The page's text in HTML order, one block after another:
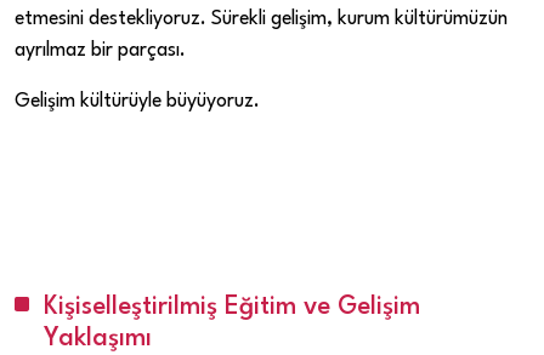
etmesini destekliyoruz. Sürekli gelişim, kurum kültürümüzün
ayrılmaz bir parçası.
Gelişim kültürüyle büyüyoruz.
Kişiselleştirilmiş Eğitim ve Gelişim
Yaklaşımı